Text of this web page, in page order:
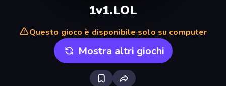
1v1.LOL
Questo gioco è disponibile solo su computer
Mostra altri giochi